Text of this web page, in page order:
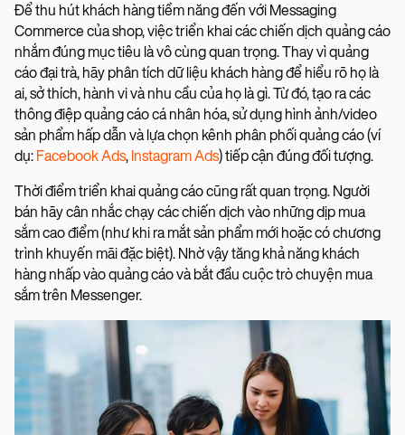
Để thu hút khách hàng tiềm năng đến với Messaging
Commerce của shop, việc triển khai các chiến dịch quảng cáo
nhắm đúng mục tiêu là vô cùng quan trọng. Thay vì quảng
cáo đại trà, hãy phân tích dữ liệu khách hàng để hiểu rõ họ là
ai, sở thích, hành vi và nhu cầu của họ là gì. Từ đó, tạo ra các
thông điệp quảng cáo cá nhân hóa, sử dụng hình ảnh/video
sản phẩm hấp dẫn và lựa chọn kênh phân phối quảng cáo (ví
dụ: Facebook Ads, Instagram Ads) tiếp cận đúng đối tượng.
Thời điểm triển khai quảng cáo cũng rất quan trọng. Người
bán hãy cân nhắc chạy các chiến dịch vào những dịp mua
sắm cao điểm (như khi ra mắt sản phẩm mới hoặc có chương
trình khuyến mãi đặc biệt). Nhờ vậy tăng khả năng khách
hàng nhấp vào quảng cáo và bắt đầu cuộc trò chuyện mua
sắm trên Messenger.